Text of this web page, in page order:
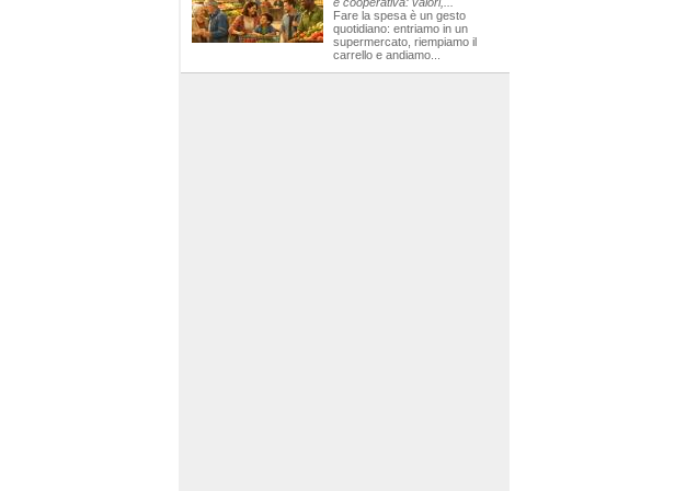
Fare la spesa è un gesto
quotidiano: entriamo in un
supermercato, riempiamo il
carrello e andiamo...